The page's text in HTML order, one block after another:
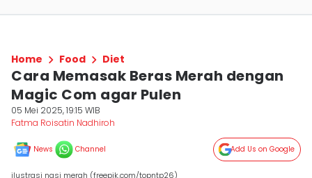
Home Food Diet
Cara Memasak Beras Merah dengan
Magic Com agar Pulen
05 Mei 2025, 19:15 WIB
Fatma Roisatin Nadhiroh
News Channel Add Us on Google
ilustrasi nasi merah (freepik.com/topntp26)